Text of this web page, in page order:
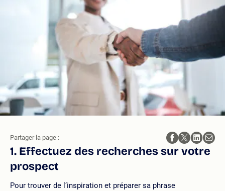
1. Effectuez des recherches sur votre
prospect
Pour trouver de l’inspiration et préparer sa phrase
Partager la page :